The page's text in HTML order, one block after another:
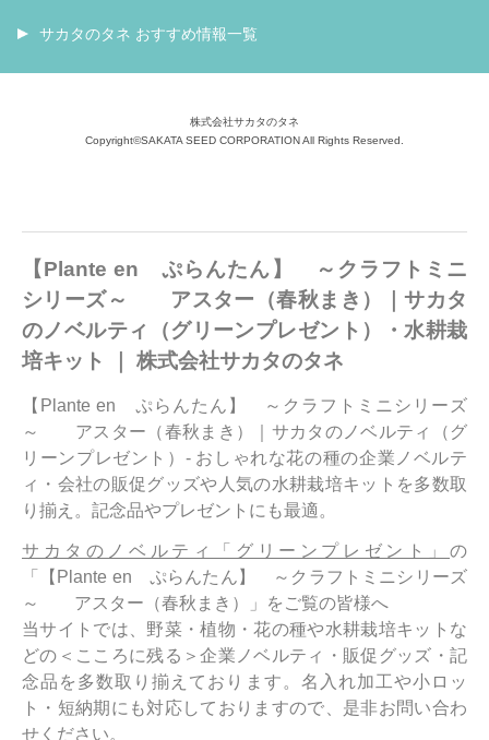
【Plante en ぷらんたん】 ～クラフトミニ
シリーズ～ アスター（春秋まき）｜サカタ
のノベルティ（グリーンプレゼント）・水耕栽
培キット ｜ 株式会社サカタのタネ
【Plante en ぷらんたん】 ～クラフトミニシリーズ
～ アスター（春秋まき）｜サカタのノベルティ（グ
リーンプレゼント）- おしゃれな花の種の企業ノベルテ
ィ・会社の販促グッズや人気の水耕栽培キットを多数取
り揃え。記念品やプレゼントにも最適。
サカタのノベルティ「グリーンプレゼント」 の
「【Plante en ぷらんたん】 ～クラフトミニシリーズ
～ アスター（春秋まき）」をご覧の皆様へ
当サイトでは、野菜・植物・花の種や水耕栽培キットな
どの＜こころに残る＞企業ノベルティ・販促グッズ・記
念品を多数取り揃えております。名入れ加工や小ロッ
ト・短納期にも対応しておりますので、是非お問い合わ
せください。
サカタのタネ おすすめ情報一覧
株式会社サカタのタネ
Copyright©SAKATA SEED CORPORATION All Rights Reserved.